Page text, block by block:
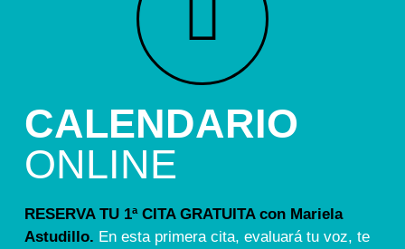
CALENDARIO
ONLINE
RESERVA TU 1ª CITA GRATUITA con Mariela
Astudillo. En esta primera cita, evaluará tu voz, te